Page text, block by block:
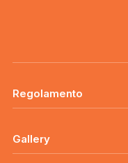
Regolamento
Gallery